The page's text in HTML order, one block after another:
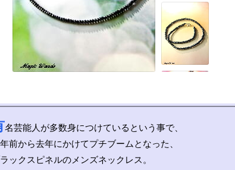
名芸能人が多数身につけているという事で、
前から去年にかけてプチブームとなった、